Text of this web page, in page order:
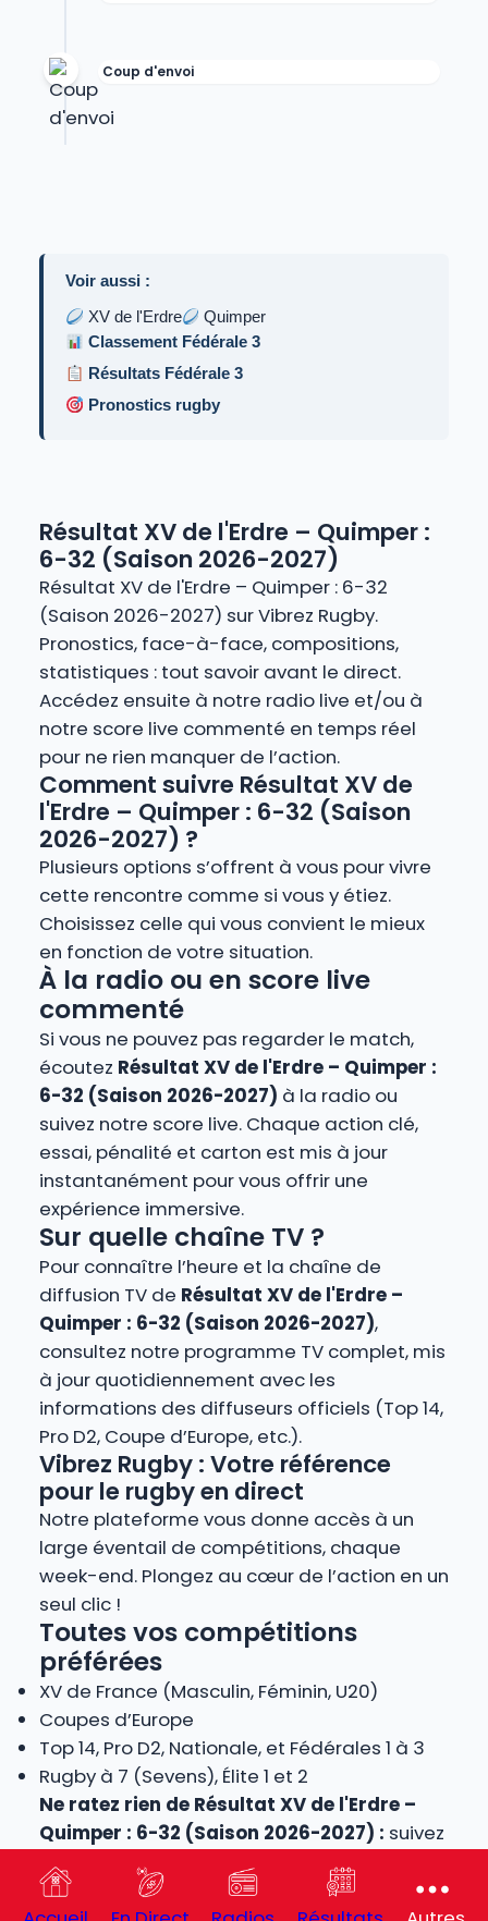
Coup d'envoi
Voir aussi :
XV de l'Erdre
Quimper
Classement Fédérale 3
Résultats Fédérale 3
Pronostics rugby
Résultat XV de l'Erdre – Quimper :
6-32 (Saison 2026-2027)
Résultat XV de l'Erdre – Quimper : 6-32
(Saison 2026-2027) sur Vibrez Rugby.
Pronostics, face-à-face, compositions,
statistiques : tout savoir avant le direct.
Accédez ensuite à notre radio live et/ou à
notre score live commenté en temps réel
pour ne rien manquer de l’action.
Comment suivre Résultat XV de
l'Erdre – Quimper : 6-32 (Saison
2026-2027) ?
Plusieurs options s’offrent à vous pour vivre
cette rencontre comme si vous y étiez.
Choisissez celle qui vous convient le mieux
en fonction de votre situation.
À la radio ou en score live
commenté
Si vous ne pouvez pas regarder le match,
écoutez Résultat XV de l'Erdre – Quimper :
6-32 (Saison 2026-2027) à la radio ou
suivez notre score live. Chaque action clé,
essai, pénalité et carton est mis à jour
instantanément pour vous offrir une
expérience immersive.
Sur quelle chaîne TV ?
Pour connaître l’heure et la chaîne de
diffusion TV de Résultat XV de l'Erdre –
Quimper : 6-32 (Saison 2026-2027),
consultez notre programme TV complet, mis
à jour quotidiennement avec les
informations des diffuseurs officiels (Top 14,
Pro D2, Coupe d’Europe, etc.).
Vibrez Rugby : Votre référence
pour le rugby en direct
Notre plateforme vous donne accès à un
large éventail de compétitions, chaque
week-end. Plongez au cœur de l’action en un
seul clic !
Toutes vos compétitions
préférées
XV de France (Masculin, Féminin, U20)
Coupes d’Europe
Top 14, Pro D2, Nationale, et Fédérales 1 à 3
Rugby à 7 (Sevens), Élite 1 et 2
Ne ratez rien de Résultat XV de l'Erdre –
Quimper : 6-32 (Saison 2026-2027) : suivez
le score en live, écoutez le match à la radio
et vibrez au rythme des plus grandes